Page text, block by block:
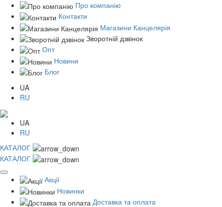
Про компанію
Контакти
Магазини Канцелярія
Зворотній дзвінок
Опт
Новини
Блог
UA
RU
UA
RU
КАТАЛОГ
КАТАЛОГ
Акції
Новинки
Доставка та оплата